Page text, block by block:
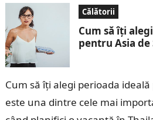
Călătorii
Cum să îți
pentru Asia de
Cum să îți alegi perioada
este una dintre cele mai